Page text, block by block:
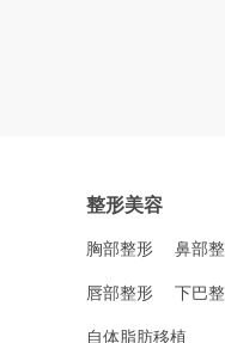
整形美容
胸部整形 鼻部
唇部整形 下巴
自体脂肪移植